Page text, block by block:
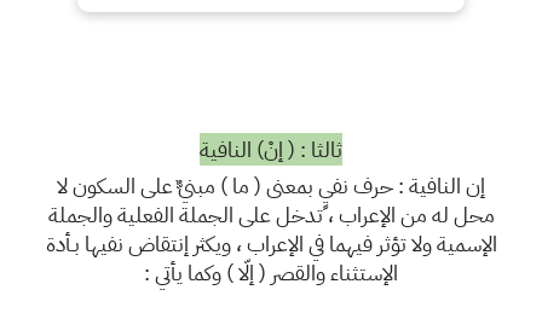
ثالثا : ( إنْ) النافية
إن النافية : حرف نفيٍ بمعنى ( ما ) مبنيٌّ على السكون لا
محل له من الإعراب ، تدخل على الجملة الفعلية والجملة
الإسمية ولا تؤثر فيهما في الإعراب ، ويكثر إنتقاض نفيها بـأدة
الإستثناء والقصر ( إلّا ) وكما يأتي :